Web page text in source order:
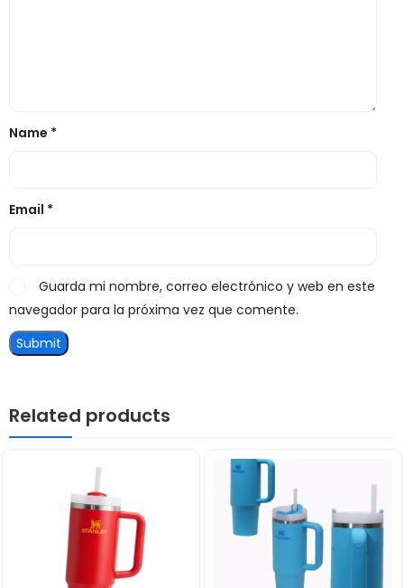
Name *
Email *
Guarda mi nombre, correo electrónico y web en este
navegador para la próxima vez que comente.
Related products